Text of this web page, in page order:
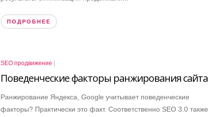
ПОДРОБНЕЕ
SEO продвижение
Поведенческие факторы ранжирования сайта
Ранжирование Яндекса, Google учитывает поведенческие
факторы? Практически это факт. Соответственно SEO 3.0 также